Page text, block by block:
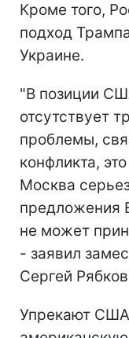
Кроме того,
подход
Украине.
"В позиции
отсутствует
проблемы,
конфликта,
Москва
предложения
не может
- заявил
Сергей
Упрекают